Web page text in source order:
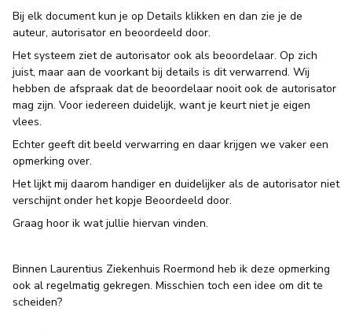
Bij elk document kun je op Details klikken en dan zie je de
auteur, autorisator en beoordeeld door.
Het systeem ziet de autorisator ook als beoordelaar. Op zich
juist, maar aan de voorkant bij details is dit verwarrend. Wij
hebben de afspraak dat de beoordelaar nooit ook de autorisator
mag zijn. Voor iedereen duidelijk, want je keurt niet je eigen
vlees.
Echter geeft dit beeld verwarring en daar krijgen we vaker een
opmerking over.
Het lijkt mij daarom handiger en duidelijker als de autorisator niet
verschijnt onder het kopje Beoordeeld door.
Graag hoor ik wat jullie hiervan vinden.
Binnen Laurentius Ziekenhuis Roermond heb ik deze opmerking
ook al regelmatig gekregen. Misschien toch een idee om dit te
scheiden?